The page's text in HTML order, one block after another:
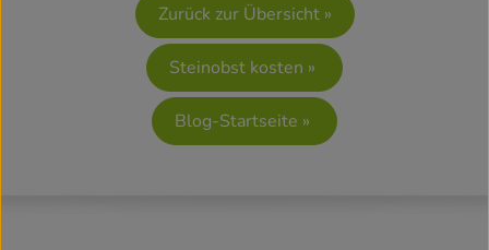
Zurück zur Übersicht »
Steinobst kosten »
Blog-Startseite »